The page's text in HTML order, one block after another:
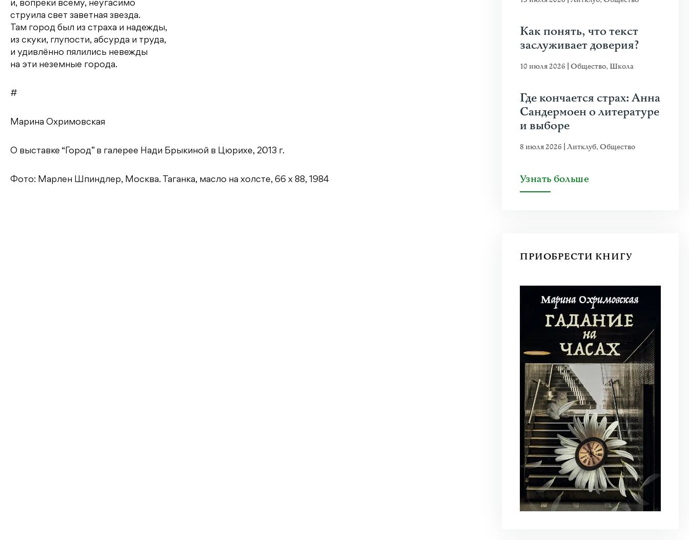
и, вопреки всему, неугасимо
струила свет заветная звезда.
Там город был из страха и надежды,
из скуки, глупости, абсурда и труда,
и удивлённо пялились невежды
на эти неземные города.
#
Марина Охримовская
О выставке “Город” в галерее Нади Брыкиной в Цюрихе, 2013 г.
Фото: Марлен Шпиндлер, Москва. Таганка, масло на холсте, 66 х 88, 1984
Как понять, что текст
заслуживает доверия?
10 июля 2026 Общество, Школа
Где кончается страх: Анна
Сандермоен о литературе
и выборе
8 июля 2026 Литклуб,Общество
Узнать больше
ПРИОБРЕСТИ КНИГУ